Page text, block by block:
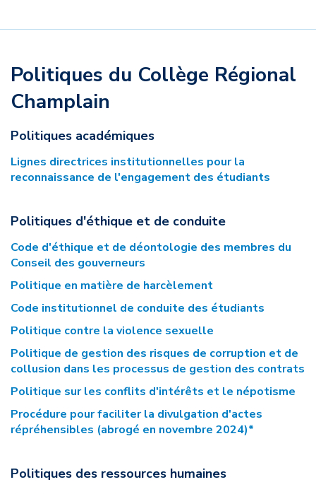
Politiques du Collège Régional
Champlain
Politiques académiques
Lignes directrices institutionnelles pour la
reconnaissance de l'engagement des étudiants
Politiques d'éthique et de conduite
Code d'éthique et de déontologie des membres du
Conseil des gouverneurs
Politique en matière de harcèlement
Code institutionnel de conduite des étudiants
Politique contre la violence sexuelle
Politique de gestion des risques de corruption et de
collusion dans les processus de gestion des contrats
Politique sur les conflits d'intérêts et le népotisme
Procédure pour faciliter la divulgation d'actes
répréhensibles (abrogé en novembre 2024)*
Politiques des ressources humaines